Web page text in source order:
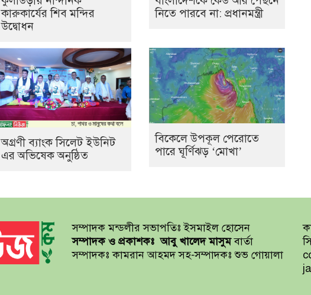
কারুকার্যের শিব মন্দির
উদ্বোধন
নিতে পারবে না: প্রধানমন্ত্রী
অগ্রণী ব্যাংক সিলেট ইউনিট
এর অভিষেক অনুষ্ঠিত
বিকেলে উপকূল পেরোতে
পারে ঘূর্ণিঝড় ‘মোখা’
সম্পাদক মন্ডলীর সভাপতিঃ ইসমাইল হোসেন
সম্পাদকও প্রকাশকঃ আবু খালেদ মাসুমবার্তা
সম্পাদকঃ কামরান আহমদ সহ-সম্পাদকঃ শুভ গোয়ালা